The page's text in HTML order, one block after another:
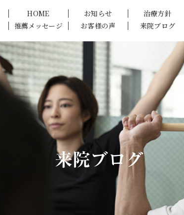
HOME お知らせ 治療方針
推薦メッセージ
お客様の声 来院ブログ
来院ブログ